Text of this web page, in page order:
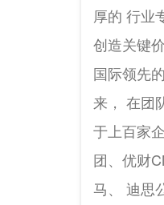
厚的 行业
创造关键
国际领先
来， 在团
于上百家
团、优财
马、 迪思